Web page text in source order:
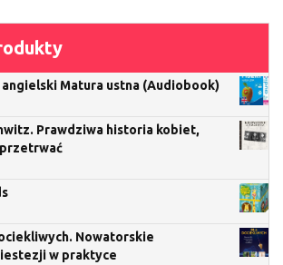
Matura ustna (Audiobook)
Prawdziwa historia kobiet,
Nowatorskie
w praktyce